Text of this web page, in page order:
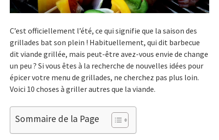
C’est officiellement l’été, ce qui signifie que la saison des
grillades bat son plein ! Habituellement, qui dit barbecue
dit viande grillée, mais peut-être avez-vous envie de change
un peu ? Si vous êtes à la recherche de nouvelles idées pour
épicer votre menu de grillades, ne cherchez pas plus loin.
Voici 10 choses à griller autres que la viande.
Sommaire de la Page